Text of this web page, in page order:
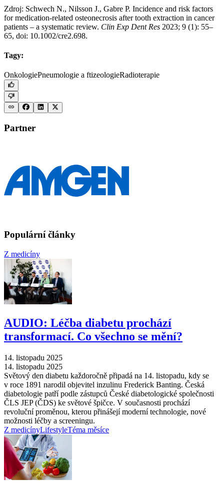
Zdroj: Schwech N., Nilsson J., Gabre P. Incidence and risk factors
for medication-related osteonecrosis after tooth extraction in cancer
patients –⁠ a systematic review. Clin Exp Dent Res 2023; 9 (1): 55–
65, doi: 10.1002/cre2.698.
Tagy:
OnkologiePneumologie a ftizeologieRadioterapie
Partner
Populární články
Z medicíny
AUDIO: Léčba diabetu prochází
transformací. Co všechno se mění?
14. listopadu 2025
14. listopadu 2025
Světový den diabetu každoročně připadá na 14. listopadu, kdy se
v roce 1891 narodil objevitel inzulinu Frederick Banting. Česká
diabetologie patří podle zástupců České diabetologické společnosti
ČLS JEP (ČDS) ke světové špičce. V současnosti prochází
revoluční proměnou, kterou přinášejí moderní technologie, nové
možnosti léčby a screeningu.
Z medicínyLifestyleTéma měsíce